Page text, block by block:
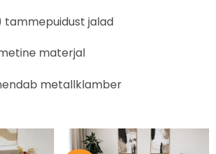
tammepuidust jalad
materjal
metallklamber